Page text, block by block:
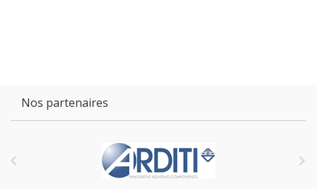
Nos partenaires
 